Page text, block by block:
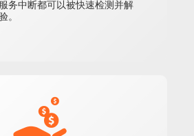
务中断都可以被快速检测并解
。